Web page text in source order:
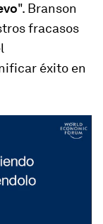
". Branson
fracasos
éxito en